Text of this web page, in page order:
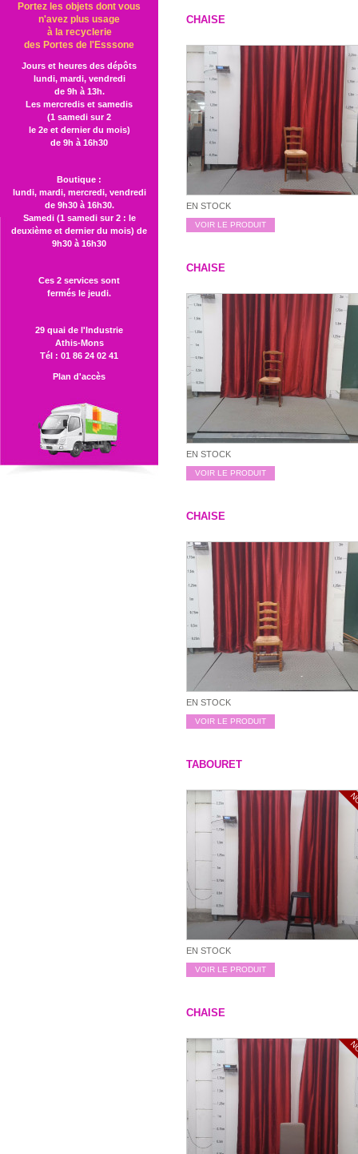
Portez les objets dont vous
n'avez plus usage
à la recyclerie
des Portes de l'Esssone
Jours et heures des dépôts
lundi, mardi, vendredi
de 9h à 13h.
Les mercredis et samedis
(1 samedi sur 2
le 2e et dernier du mois)
de 9h à 16h30
Boutique :
lundi, mardi, mercredi, vendredi
de 9h30 à 16h30.
Samedi (1 samedi sur 2 : le
deuxième et dernier du mois) de
9h30 à 16h30
Ces 2 services sont
fermés le jeudi.
29 quai de l'Industrie
Athis-Mons
Tél : 01 86 24 02 41
Plan d'accès
CHAISE
EN STOCK
VOIR LE PRODUIT
CHAISE
EN STOCK
VOIR LE PRODUIT
CHAISE
EN STOCK
VOIR LE PRODUIT
TABOURET
EN STOCK
VOIR LE PRODUIT
CHAISE